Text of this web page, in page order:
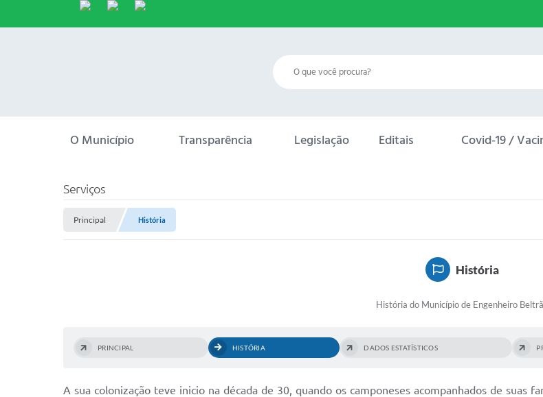
O Município Transparência Legislação Editais Covid-19 /
Serviços
Principal História
História
História do Município de Engenheiro
PRINCIPAL HISTÓRIA DADOS ESTATÍSTICOS
A sua colonização teve inicio na década de 30, quando os camponeses acompanhados de suas